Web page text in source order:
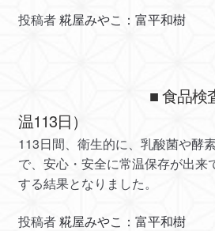
投稿者糀屋みやこ：富平和樹
■ 食品検
温113日）
113日間、衛生的に、乳酸菌や酵
で、安心・安全に常温保存が出来
する結果となりました。
投稿者糀屋みやこ：富平和樹